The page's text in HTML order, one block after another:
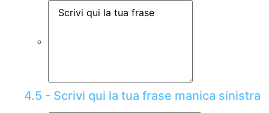
4.5 - Scrivi qui la tua frase manica sinistra